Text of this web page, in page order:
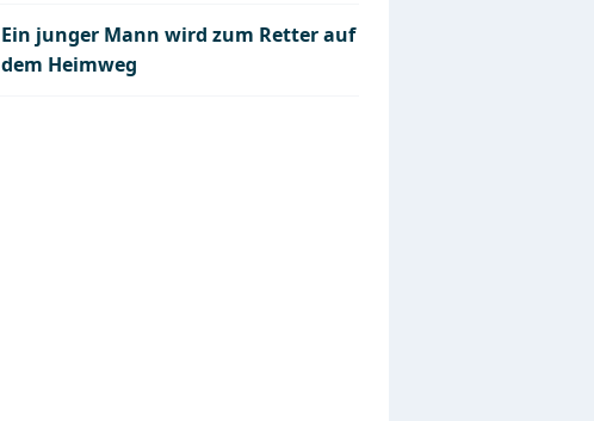
Ein junger Mann wird zum Retter auf
dem Heimweg